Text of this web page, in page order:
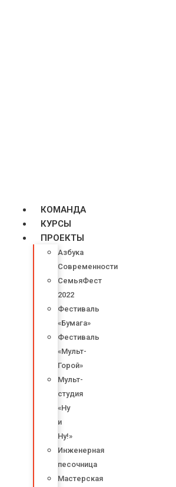
КОМАНДА
КУРСЫ
ПРОЕКТЫ
Азбука
Современности
СемьяФест
2022
Фестиваль
«Бумага»
Фестиваль
«Мульт-
Горой»
Мульт-
студия
«Ну
и
Ну!»
Инженерная
песочница
Мастерская